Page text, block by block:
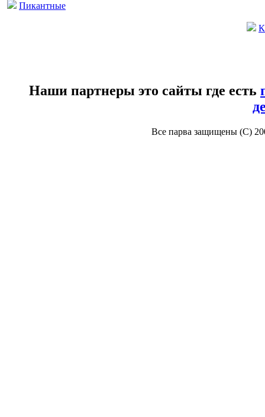
Пикантные
Наши партнеры это сайты где есть
Все парва защищены (С)